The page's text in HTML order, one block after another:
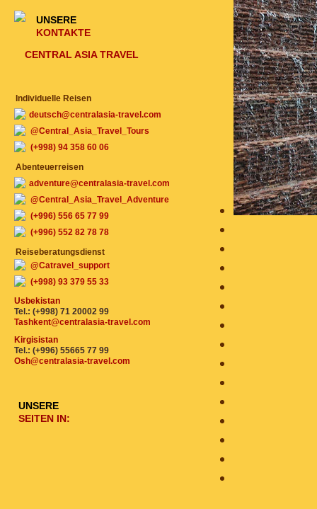
UNSERE
KONTAKTE
CENTRAL ASIA TRAVEL
Individuelle Reisen
deutsch@centralasia-travel.com
@Central_Asia_Travel_Tours
(+998) 94 358 60 06
Abenteuerreisen
adventure@centralasia-travel.com
@Central_Asia_Travel_Adventure
(+996) 556 65 77 99
(+996) 552 82 78 78
Reiseberatungsdienst
@Catravel_support
(+998) 93 379 55 33
Usbekistan
Tel.: (+998) 71 20002 99
Tashkent@centralasia-travel.com
Kirgisistan
Tel.: (+996) 55665 77 99
Osh@centralasia-travel.com
UNSERE
SEITEN IN: